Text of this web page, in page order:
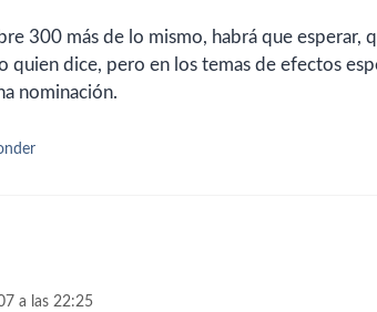
300 más de lo mismo, habrá que esperar,
quien dice, pero en los temas de efectos
nominación.
a las 22:25